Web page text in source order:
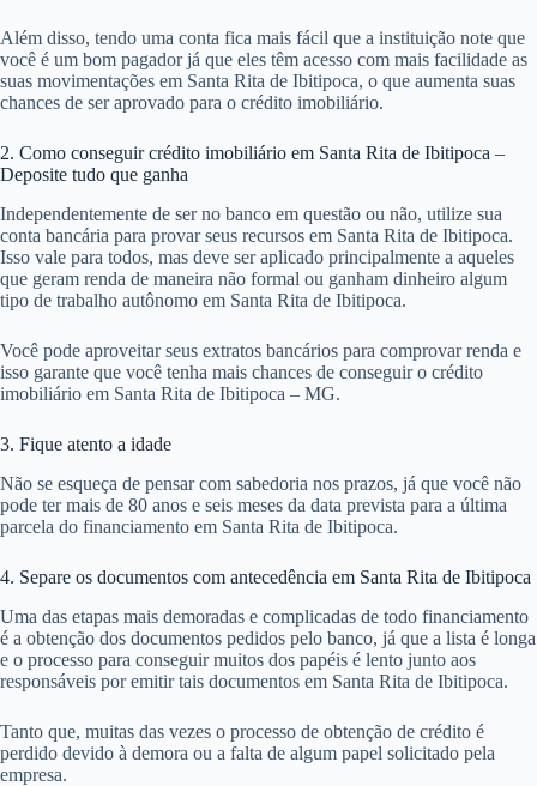
Além disso, tendo uma conta fica mais fácil que a instituição note que
você é um bom pagador já que eles têm acesso com mais facilidade as
suas movimentações em Santa Rita de Ibitipoca, o que aumenta suas
chances de ser aprovado para o crédito imobiliário.
2. Como conseguir crédito imobiliário em Santa Rita de Ibitipoca –
Deposite tudo que ganha
Independentemente de ser no banco em questão ou não, utilize sua
conta bancária para provar seus recursos em Santa Rita de Ibitipoca.
Isso vale para todos, mas deve ser aplicado principalmente a aqueles
que geram renda de maneira não formal ou ganham dinheiro algum
tipo de trabalho autônomo em Santa Rita de Ibitipoca.
Você pode aproveitar seus extratos bancários para comprovar renda e
isso garante que você tenha mais chances de conseguir o crédito
imobiliário em Santa Rita de Ibitipoca – MG.
3. Fique atento a idade
Não se esqueça de pensar com sabedoria nos prazos, já que você não
pode ter mais de 80 anos e seis meses da data prevista para a última
parcela do financiamento em Santa Rita de Ibitipoca.
4. Separe os documentos com antecedência em Santa Rita de Ibitipoca
Uma das etapas mais demoradas e complicadas de todo financiamento
é a obtenção dos documentos pedidos pelo banco, já que a lista é longa
e o processo para conseguir muitos dos papéis é lento junto aos
responsáveis por emitir tais documentos em Santa Rita de Ibitipoca.
Tanto que, muitas das vezes o processo de obtenção de crédito é
perdido devido à demora ou a falta de algum papel solicitado pela
empresa.